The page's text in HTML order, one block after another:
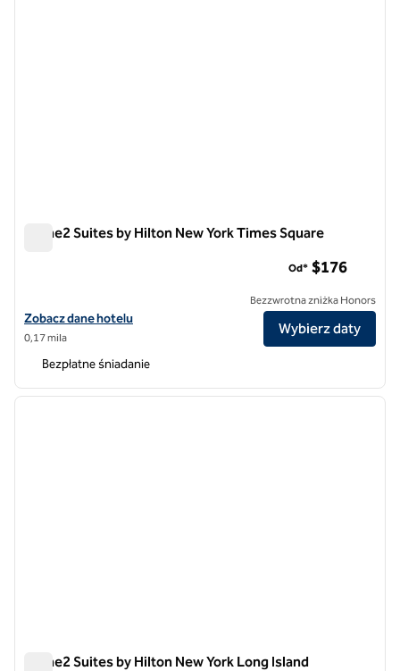
Home2 Suites by Hilton New York Times Square
Zobacz szczegóły hotelu Home2 Suites by Hilton New York Times
Zobacz dane hotelu
0,17 mila
Od* $176
Bezzwrotna zniżka Honors
Wybierz daty
Bezpłatne śniadanie
1 z 12
Home2 Suites by Hilton New York Long Island